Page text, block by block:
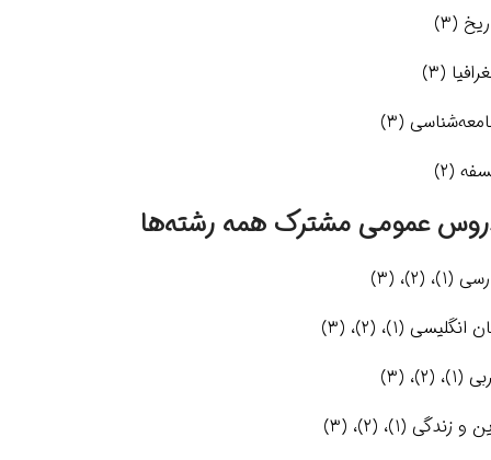
(3)
(3)
(3)
(2)
عمومی مشترک همه رشته‌ها
(1)، (2)، (3)
انگلیسی (1)، (2)، (3)
(2)، (3)
و زندگی (1)، (2)، (3)